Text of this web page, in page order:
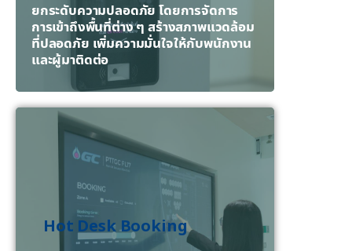
ยกระดับความปลอดภัย โดยการจัดการ
การเข้าถึงพื้นที่ต่าง ๆ สร้างสภาพแวดล้อม
ที่ปลอดภัย เพิ่มความมั่นใจให้กับพนักงาน
และผู้มาติดต่อ
Hot Desk Booking